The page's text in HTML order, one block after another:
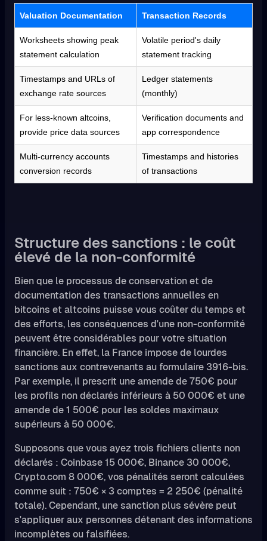
Valuation Documentation Transaction Records
Worksheets showing peak
statement calculation
Volatile period's daily
statement tracking
Timestamps and URLs of
exchange rate sources
Ledger statements
(monthly)
For less-known altcoins,
provide price data sources
Verification documents and
app correspondence
Multi-currency accounts
conversion records
Timestamps and histories
of transactions
Structure des sanctions : le coût
élevé de la non-conformité
Bien que le processus de conservation et de
documentation des transactions annuelles en
bitcoins et altcoins puisse vous coûter du temps et
des efforts, les conséquences d'une non-conformité
peuvent être considérables pour votre situation
financière. En effet, la France impose de lourdes
sanctions aux contrevenants au formulaire 3916-bis.
Par exemple, il prescrit une amende de 750€ pour
les profils non déclarés inférieurs à 50 000€ et une
amende de 1 500€ pour les soldes maximaux
supérieurs à 50 000€.
Supposons que vous ayez trois fichiers clients non
déclarés : Coinbase 15 000€, Binance 30 000€,
Crypto.com 8 000€, vos pénalités seront calculées
comme suit : 750€ × 3 comptes = 2 250€ (pénalité
totale). Cependant, une sanction plus sévère peut
s'appliquer aux personnes détenant des informations
incomplètes ou falsifiées.